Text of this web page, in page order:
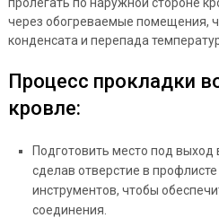
через обогреваемые помещения,
конденсата и перепада
Процесс прокладки
кровле:
Подготовить место под
сделав отверстие в
инструментов, чтобы
соединения.